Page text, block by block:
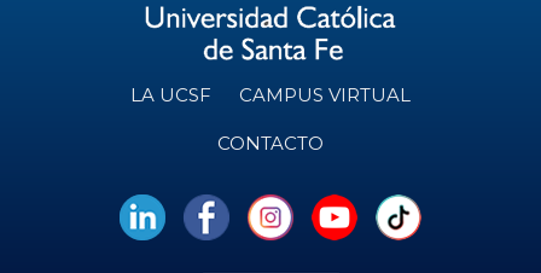
LA UCSF CAMPUS VIRTUAL
CONTACTO